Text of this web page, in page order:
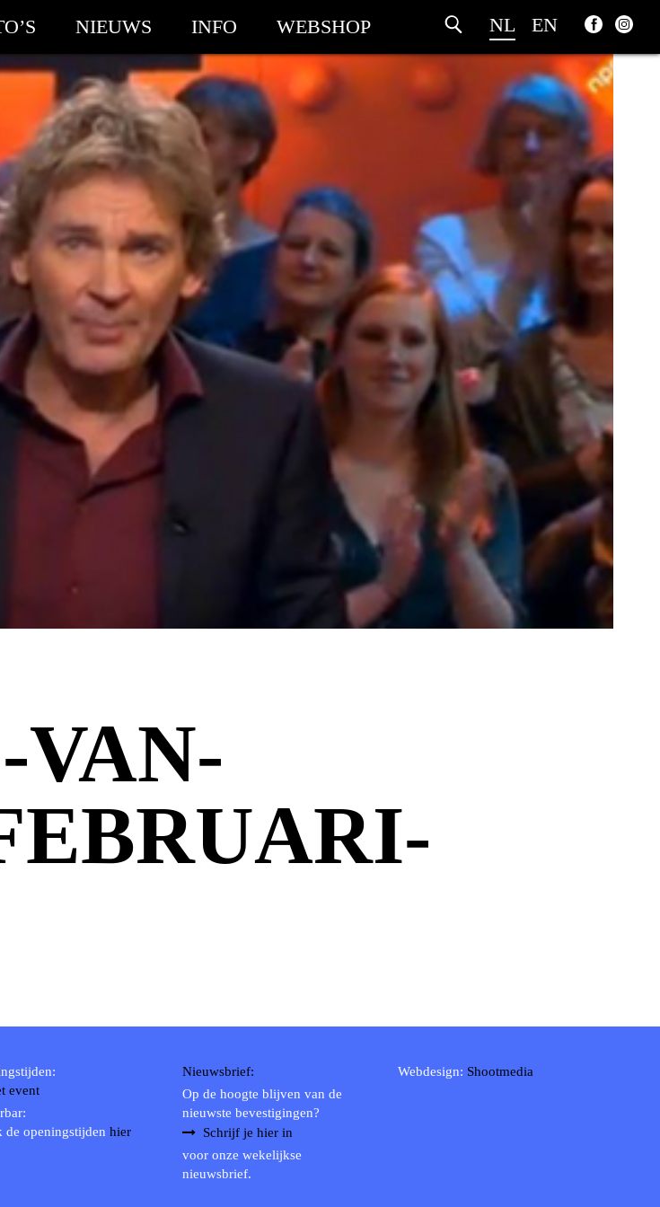
NL EN
NIEUWS INFO WEBSHOP
VAN-
event
de openingstijden hier
Nieuwsbrief:
Op de hoogte blijven van de
nieuwste bevestigingen?
Schrijf je hier in
voor onze wekelijkse
nieuwsbrief.
Webdesign: Shootmedia